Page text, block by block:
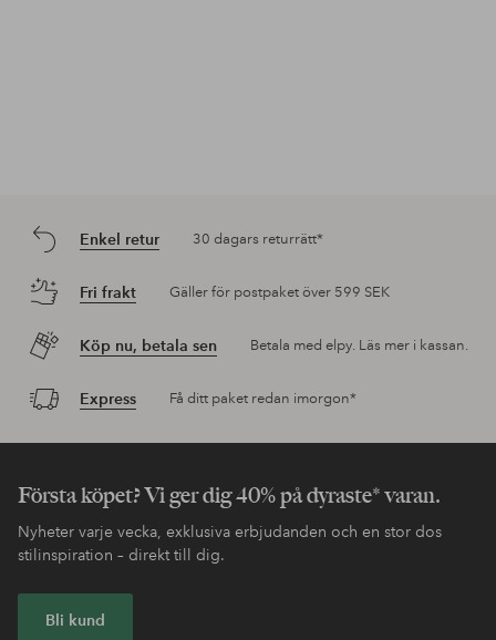
Enkel retur 30 dagars returrätt*
Fri frakt Gäller för postpaket över 599 SEK
Köp nu, betala sen Betala med elpy. Läs mer i kassan.
Express Få ditt paket redan imorgon*
Första köpet? Vi ger dig 40% på dyraste* varan.
Nyheter varje vecka, exklusiva erbjudanden och en stor dos
stilinspiration – direkt till dig.
Bli kund